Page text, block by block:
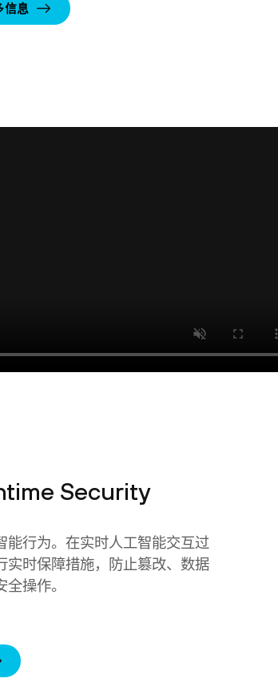
信息
Security
能行为。在实时人工智能交互过
实时保障措施，防止篡改、数据
操作。